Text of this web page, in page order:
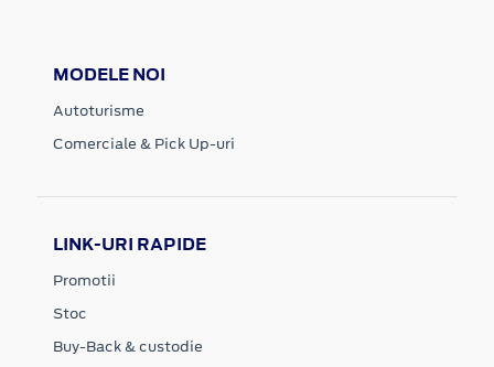
MODELE NOI
Autoturisme
Comerciale & Pick Up-uri
LINK-URI RAPIDE
Promotii
Stoc
Buy-Back & custodie